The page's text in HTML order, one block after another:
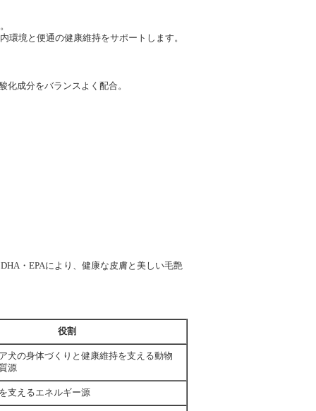
環境と便通の健康維持をサポートします。
化成分をバランスよく配合。
・EPAにより、健康な皮膚と美しい毛艶
役割
犬の身体づくりと健康維持を支える動物
源
支えるエネルギー源